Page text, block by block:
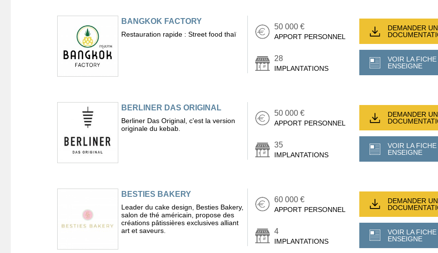
BANGKOK FACTORY
Restauration rapide : Street food thaï
50 000 €
APPORT PERSONNEL
28
IMPLANTATIONS
DEMANDER
VOIR LA FICHE
ENSEIGNE
BERLINER DAS ORIGINAL
Berliner Das Original, c'est la version
originale du kebab.
50 000 €
APPORT PERSONNEL
35
IMPLANTATIONS
DEMANDER
VOIR LA FICHE
ENSEIGNE
BESTIES BAKERY
Leader du cake design, Besties Bakery,
salon de thé américain, propose des
créations pâtissières exclusives alliant
art et saveurs.
60 000 €
APPORT PERSONNEL
4
IMPLANTATIONS
DEMANDER
VOIR LA FICHE
ENSEIGNE